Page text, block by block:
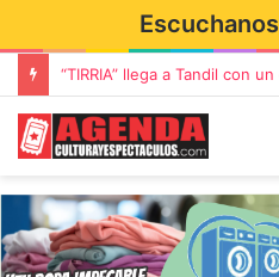
Escuchanos